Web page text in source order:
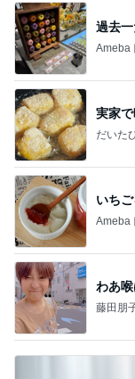
過去
Ameba
実家
だいた
いち
Ameba
わあ
藤田朋